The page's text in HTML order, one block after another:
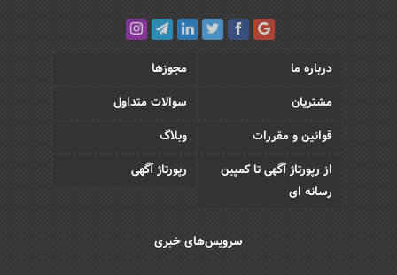
درباره ما
مجوزها
مشتریان
سوالات متداول
قوانین و مقررات
وبلاگ
از رپورتاژ آگهی تا کمپین
رسانه ای
رپورتاژ آگهی
سرویس‌های خبری